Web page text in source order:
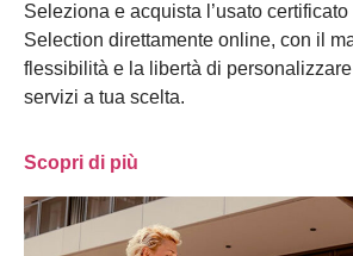
Seleziona e acquista l’usato
Selection direttamente online, con il
flessibilità e la libertà di personalizzare
servizi a tua scelta.
Scopri di più